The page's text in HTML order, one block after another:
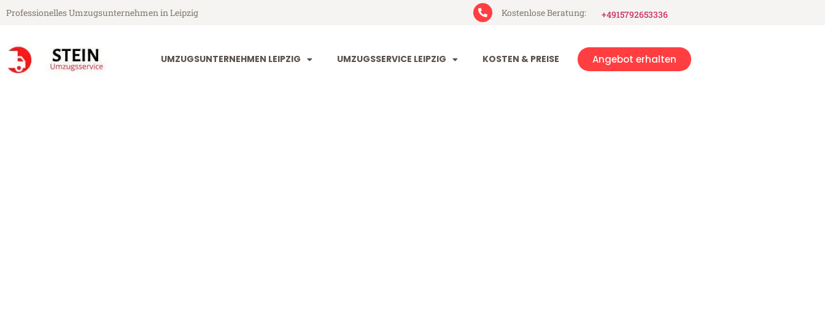
Professionelles Umzugsunternehmen in Leipzig Kostenlose Beratung: +4915792653336
UMZUGSUNTERNEHMEN LEIPZIG UMZUGSSERVICE LEIPZIG KOSTEN & PREISE Angebot erhalten